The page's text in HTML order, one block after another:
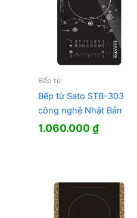
Bếp từ
Bếp từ Sato STB-303
công nghệ Nhật Bản
1.060.000₫